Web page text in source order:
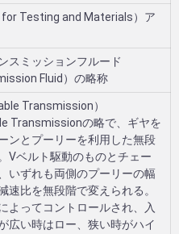
for Testing and Materials）ア
スミッションフルード
Fluid）の略称
Transmission）
Transmissionの略で、ギヤを
ンとプーリーを利用した無段
Vベルト駆動のものとチェー
いずれも両側のプーリーの幅
速比を無段階で変えられる。
よってコントロールされ、入
広い時はロー、狭い時がハイ